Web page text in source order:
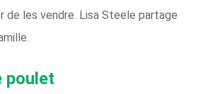
de les vendre. Lisa Steele partage
poulet